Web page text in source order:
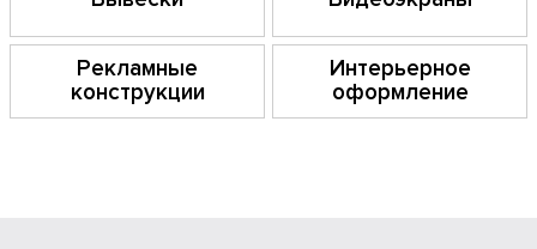
Рекламные
конструкции
Интерьерное
оформление